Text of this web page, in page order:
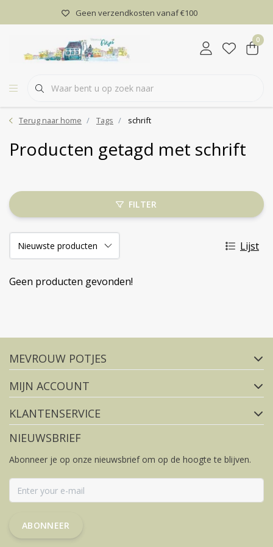
Geen verzendkosten vanaf €100
0
Terug naar home Tags schrift
Producten getagd met schrift
FILTER
Lijst
Geen producten gevonden!
FACEBOOK
MEVROUW POTJES
MIJN ACCOUNT
KLANTENSERVICE
NIEUWSBRIEF
Abonneer je op onze nieuwsbrief om op de hoogte te blijven.
ABONNEER